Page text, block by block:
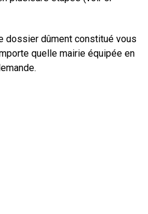
dossier dûment constitué vous
quelle mairie équipée en